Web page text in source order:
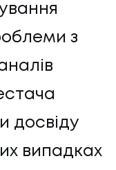
з
досвіду
випадках